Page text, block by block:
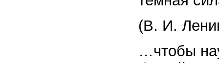
(В. И.
…чтобы